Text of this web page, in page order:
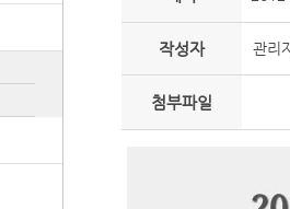
작성자 관리
첨부파일